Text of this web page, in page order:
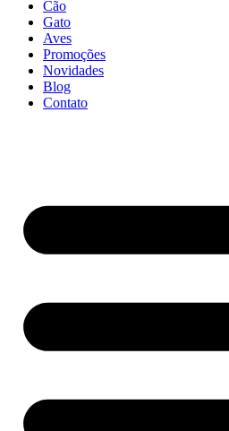
Cão
Gato
Aves
Promoções
Novidades
Blog
Contato